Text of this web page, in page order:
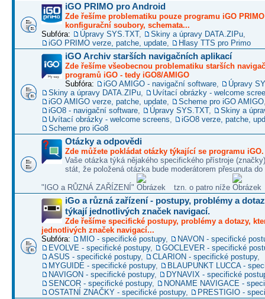
iGO PRIMO pro Android
Zde řešíme problematiku pouze programu iGO
konfigurační soubory, schemata...
Subfóra:
Úpravy SYS.TXT, Skiny a úpravy DATA.ZIPu
iGO PRIMO verze, patche, update
Hlasy TTS pro Primo
iGO Archiv starších navigačních aplikací
Zde řešíme všeobecnou problematiku starších
programů iGO - tedy iGO8/AMIGO
Subfóra:
iGO AMIGO - navigační software
Úpravy
Skiny a úpravy DATA.ZIPu
Uvítací obrázky - welcome
iGO AMIGO verze, patche, update
Scheme pro iGO AMIGO
iGO8 - navigační software
Úpravy SYS.TXT,
Skiny a
Uvítací obrázky - welcome screens
iGO8 verze, patche,
Scheme pro iGo8
Otázky a odpovědi
Zde můžete pokládat otázky týkající se programu iGO.
Vaše otázka týká nějakého specifického přístroje
stát, že položená otázka bude moderátorem přesunuta do
"IGO a RŮZNÁ ZAŘÍZENÍ" tzn. o patro níže
iGo a různá zařízení - postupy, problémy a
týkají jednotlivých značek navigací.
Zde řešíme specifické postupy, problémy a dotazy,
jednotlivých značek navigací...
Subfóra:
MIO - specifické postupy,
NAVON - specifické
EVOLVE - specifické postupy,
GOCLEVER - specifické
ASUS - specifické postupy, CLARION - specifické postupy,
MYGUIDE - specifické postupy,
BLAUPUNKT LUCCA -
NAVIGON - specifické postupy,
DYNAVIX - specifické
SENCOR - specifické postupy,
NONAME NAVIGACE -
OSTATNÍ ZNAČKY - specifické postupy, PRESTIGIO -